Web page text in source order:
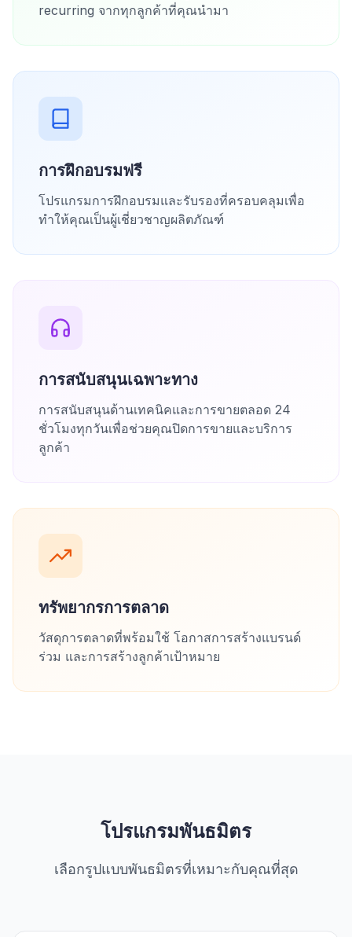
recurring จากทุกลูกค้าที่คุณนำมา
การฝึกอบรมฟรี
โปรแกรมการฝึกอบรมและรับรองที่ครอบคลุมเพื่อ
ทำให้คุณเป็นผู้เชี่ยวชาญผลิตภัณฑ์
การสนับสนุนเฉพาะทาง
การสนับสนุนด้านเทคนิคและการขายตลอด 24
ชั่วโมงทุกวันเพื่อช่วยคุณปิดการขายและบริการ
ลูกค้า
ทรัพยากรการตลาด
วัสดุการตลาดที่พร้อมใช้ โอกาสการสร้างแบรนด์
ร่วม และการสร้างลูกค้าเป้าหมาย
โปรแกรมพันธมิตร
เลือกรูปแบบพันธมิตรที่เหมาะกับคุณที่สุด